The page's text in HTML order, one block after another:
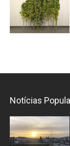
Notícias